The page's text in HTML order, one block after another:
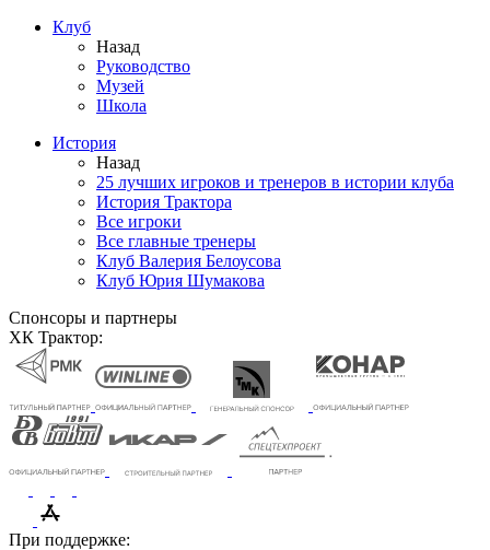
Клуб
Назад
Руководство
Музей
Школа
История
Назад
25 лучших игроков и тренеров в истории клуба
История Трактора
Все игроки
Все главные тренеры
Клуб Валерия Белоусова
Клуб Юрия Шумакова
Спонсоры и партнеры
ХК Трактор:
При поддержке: